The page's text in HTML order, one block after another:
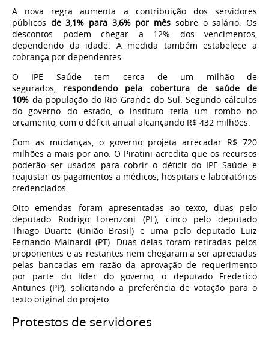
A nova regra aumenta a contribuição dos servidores
públicos de 3,1% para 3,6% por mês sobre o salário. Os
descontos podem chegar a 12% dos vencimentos,
dependendo da idade. A medida também estabelece a
cobrança por dependentes.
O IPE Saúde tem cerca de um milhão de
segurados, respondendo pela cobertura de saúde de
10% da população do Rio Grande do Sul. Segundo cálculos
do governo do estado, o instituto teria um rombo no
orçamento, com o déficit anual alcançando R$ 432 milhões.
Com as mudanças,o governo projeta arrecadar R$ 720
milhões a mais por ano. O Piratini acredita que os recursos
poderão ser usados para cobrir o déficit do IPE Saúde e
reajustar os pagamentos a médicos, hospitais e laboratórios
credenciados.
Oito emendas foram apresentadas ao texto, duas pelo
deputado Rodrigo Lorenzoni (PL), cinco pelo deputado
Thiago Duarte (União Brasil) e uma pelo deputado Luiz
Fernando Mainardi (PT). Duas delas foram retiradas pelos
proponentes e as restantes nem chegaram a ser apreciadas
pelas bancadas em razão da aprovação de requerimento
por parte do líder do governo, o deputado Frederico
Antunes (PP), solicitando a preferência de votação para o
texto original do projeto.
Protestos de servidores